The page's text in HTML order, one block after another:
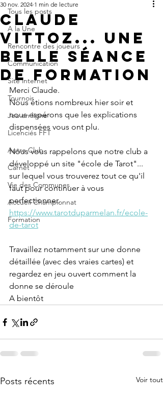
Tous les posts
A la Une
Rencontre des joueurs
Communication
Site internet
Tournois
Jeu en ligne
Licenciés FFT
Autre Club
Carnet
Vie des Communes
Accueil Championnat
Formation
Claude
Vittoz... une
belle séance
de formation
30 nov. 2024 1 min de lecture
Merci Claude.
Nous étions nombreux hier soir et
nous espérons que les explications
dispensées vous ont plu.
Nous vous rappelons que notre club a
développé un site "école de Tarot"...
sur lequel vous trouverez tout ce qu'il
faut pour continuer à vous
perfectionner.
https://www.tarotduparmelan.fr/ecole-
de-tarot
Travaillez notamment sur une donne
détaillée (avec des vraies cartes) et
regardez en jeu ouvert comment la
donne se déroule
A bientôt
Posts récents Voir tout